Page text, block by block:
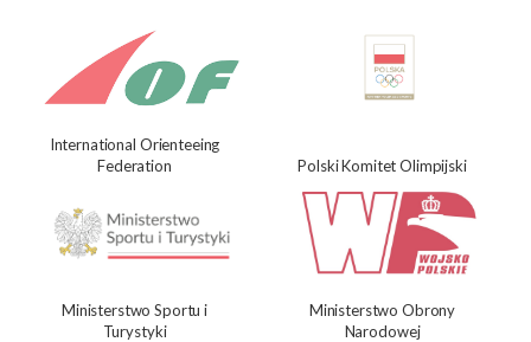
International Orienteeing
Federation
Polski Komitet Olimpijski
Ministerstwo Sportu i
Turystyki
Ministerstwo Obrony
Narodowej